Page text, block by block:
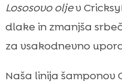
Lososovo oljev
dlake in zmanjša
za vsakodnevno
Naša linija šamponov